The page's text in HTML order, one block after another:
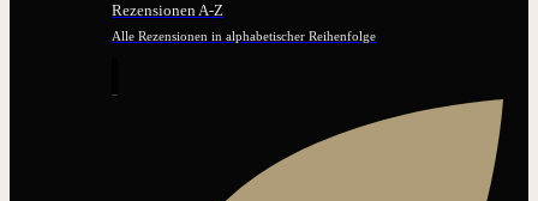
Rezensionen A-Z
Alle Rezensionen in alphabetischer Reihenfolge